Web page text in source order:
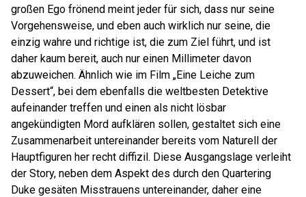
großen Ego frönend meint jeder für sich, dass nur seine
Vorgehensweise, und eben auch wirklich nur seine, die
einzig wahre und richtige ist, die zum Ziel führt, und ist
daher kaum bereit, auch nur einen Millimeter davon
abzuweichen. Ähnlich wie im Film „Eine Leiche zum
Dessert“, bei dem ebenfalls die weltbesten Detektive
aufeinander treffen und einen als nicht lösbar
angekündigten Mord aufklären sollen, gestaltet sich eine
Zusammenarbeit untereinander bereits vom Naturell der
Hauptfiguren her recht diffizil. Diese Ausgangslage verleiht
der Story, neben dem Aspekt des durch den Quartering
Duke gesäten Misstrauens untereinander, daher eine